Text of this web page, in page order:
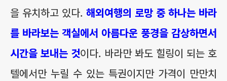
을 유치하고 있다. 해외여행의 로망 중 하나는 바라
를 바라보는 객실에서 아름다운 풍경을 감상하면서
시간을 보내는 것이다. 바라만 봐도 힐링이 되는 호
텔에서만 누릴 수 있는 특권이지만 가격이 만만치